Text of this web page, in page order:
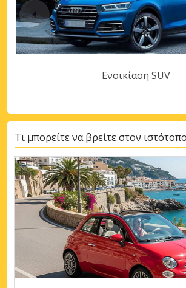
Ενοικίαση SUV
Τι μπορείτε να βρείτε στον